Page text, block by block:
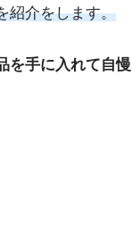
紹介をします。
を手に入れて自慢